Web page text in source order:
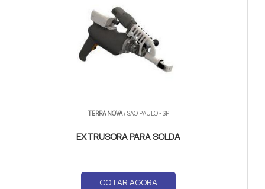
TERRA NOVA/ SÃO PAULO - SP
EXTRUSORA PARA SOLDA
COTAR AGORA